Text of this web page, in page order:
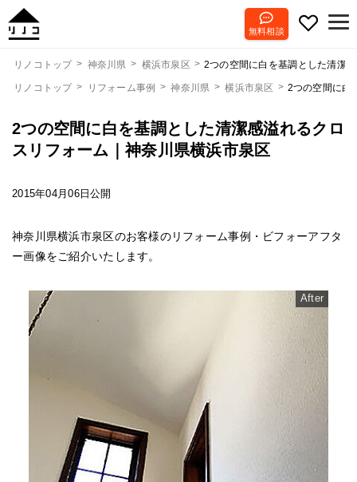
無料相談
リノコトップ 神奈川県 横浜市泉区 2つの空間に白を基調とした清潔
リノコトップ リフォーム事例 神奈川県 横浜市泉区 2つの空間に白
2つの空間に白を基調とした清潔感溢れるクロ
スリフォーム｜神奈川県横浜市泉区
2015年04月06日公開
神奈川県横浜市泉区のお客様のリフォーム事例・ビフォーアフタ
ー画像をご紹介いたします。
After